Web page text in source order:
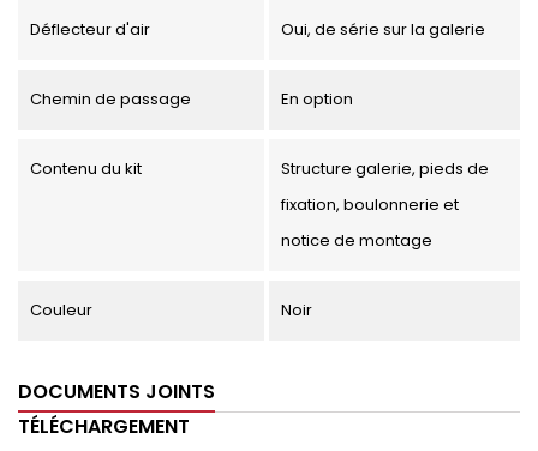
Déflecteur d'air Oui, de série sur la galerie
Chemin de passage En option
Contenu du kit
Structure galerie, pieds de
fixation, boulonnerie et
notice de montage
Couleur Noir
DOCUMENTS JOINTS
TÉLÉCHARGEMENT